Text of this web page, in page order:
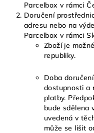
Parcelbox v rámci
Doručení
adresu nebo na
Parcelbox v rámci
Zboží je
republiky.
Doba
dostupnosti a
platby.
bude sdělena
uvedená v
může se lišit